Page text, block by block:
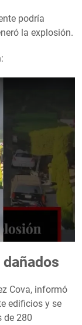
podría
la explosión.
Cova, informó
edificios y se
de 280